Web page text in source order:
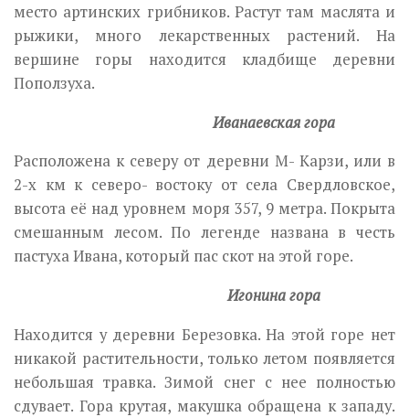
место артинских грибников. Растут там маслята и
рыжики, много лекарственных растений. На
вершине горы находится кладбище деревни
Поползуха.
Иванаевская гора
Расположена к северу от деревни М- Карзи, или в
2-х км к северо- востоку от села Свердловское,
высота её над уровнем моря 357, 9 метра. Покрыта
смешанным лесом. По легенде названа в честь
пастуха Ивана, который пас скот на этой горе.
Игонина гора
Находится у деревни Березовка. На этой горе нет
никакой растительности, только летом появляется
небольшая травка. Зимой снег с нее полностью
сдувает. Гора крутая, макушка обращена к западу.